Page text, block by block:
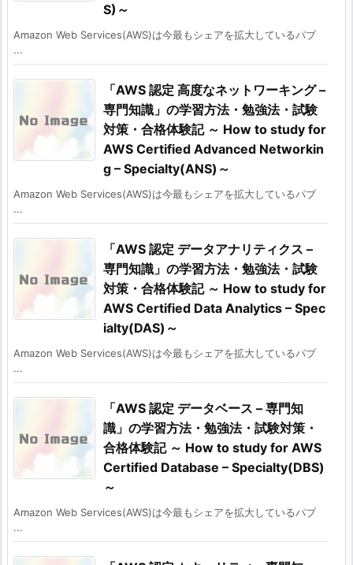
S)～
Amazon Web Services(AWS)は今最もシェアを拡大しているパブ
...
「AWS 認定 高度なネットワーキング –
専門知識」の学習方法・勉強法・試験
対策・合格体験記 ～ How to study for
AWS Certified Advanced Networkin
g – Specialty(ANS)～
Amazon Web Services(AWS)は今最もシェアを拡大しているパブ
...
「AWS 認定 データアナリティクス –
専門知識」の学習方法・勉強法・試験
対策・合格体験記 ～ How to study for
AWS Certified Data Analytics – Spec
ialty(DAS)～
Amazon Web Services(AWS)は今最もシェアを拡大しているパブ
...
「AWS 認定 データベース – 専門知
識」の学習方法・勉強法・試験対策・
合格体験記 ～ How to study for AWS
Certified Database – Specialty(DBS)
～
Amazon Web Services(AWS)は今最もシェアを拡大しているパブ
...